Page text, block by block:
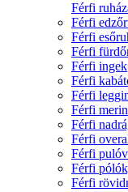
Férfi
Férfi
Férfi
Férfi
Férfi ingek
Férfi
Férfi
Férfi
Férfi
Férfi
Férfi
Férfi
Férfi